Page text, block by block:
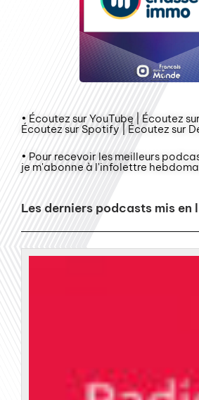
• Écoutez sur YouTube | Écoutez
Écoutez sur Spotify | Écoutez sur
• Pour recevoir les meilleurs
je m'abonne à l'infolettre
Les derniers podcasts mis en